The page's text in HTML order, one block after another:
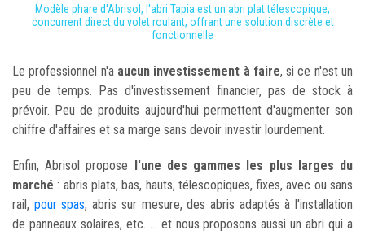
Modèle phare d'Abrisol, l'abri Tapia est un abri plat télescopique,
concurrent direct du volet roulant, offrant une solution discrète et
fonctionnelle
Le professionnel n'a aucun investissement à faire, si ce n'est un
peu de temps. Pas d'investissement financier, pas de stock à
prévoir. Peu de produits aujourd'hui permettent d'augmenter son
chiffre d'affaires et sa marge sans devoir investir lourdement.
Enfin, Abrisol propose
l'une des gammes les plus larges du
marché : abris plats, bas, hauts, télescopiques, fixes, avec ou sans
rail, pour spas, abris sur mesure, des abris adaptés à l'installation
de panneaux solaires, etc. ... et nous proposons aussi un abri qui a